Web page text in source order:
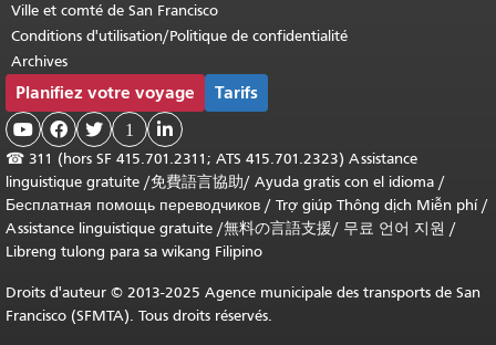
Ville et comté de San Francisco
Conditions d'utilisation/Politique de confidentialité
Archives
Planifiez votre voyage Tarifs
   1 
☎ 311 (hors SF 415.701.2311; ATS 415.701.2323) Assistance
linguistique gratuite /免費語言協助/ Ayuda gratis con el idioma /
Бесплатная помощь переводчиков / Trợ giúp Thông dịch Miễn phí/
Assistance linguistique gratuite /無料の言語支援/ 무료 언어 지원 /
Libreng tulong para sa wikang Filipino
Droits d'auteur © 2013-2025 Agence municipale des transports de San
Francisco (SFMTA). Tous droits réservés.